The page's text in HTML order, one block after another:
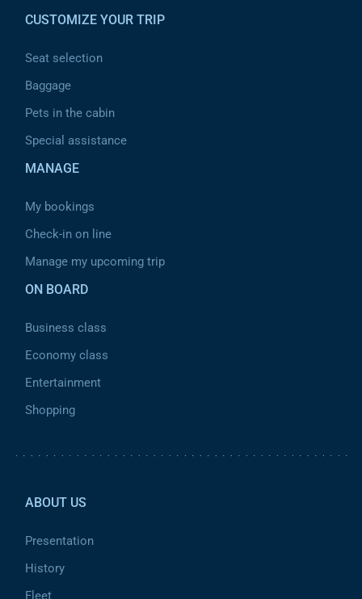
CUSTOMIZE YOUR TRIP
Seat selection
Baggage
Pets in the cabin
Special assistance
MANAGE
My bookings
Check-in on line
Manage my upcoming trip
ON BOARD
Business class
Economy class
Entertainment
Shopping
ABOUT US
Presentation
History
Fleet